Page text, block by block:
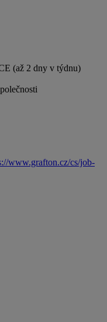
(až 2 dny v týdnu)
www.grafton.cz/cs/job-